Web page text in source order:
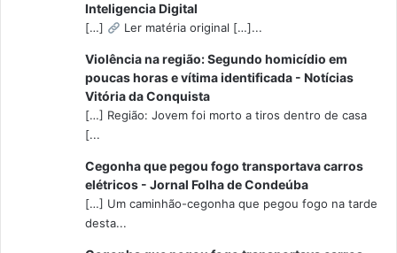
Inteligencia Digital
[…] Ler matéria original […]...
Violência na região: Segundo homicídio em
poucas horas e vítima identificada - Notícias
Vitória da Conquista
[…] Região: Jovem foi morto a tiros dentro de casa
[...
Cegonha que pegou fogo transportava carros
elétricos - Jornal Folha de Condeúba
[…] Um caminhão-cegonha que pegou fogo na tarde
desta...